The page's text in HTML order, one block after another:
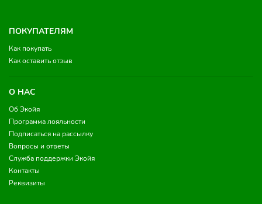
ПОКУПАТЕЛЯМ
Как покупать
Как оставить отзыв
О НАС
Об Экойя
Программа лояльности
Подписаться на рассылку
Вопросы и ответы
Служба поддержки Экойя
Контакты
Реквизиты